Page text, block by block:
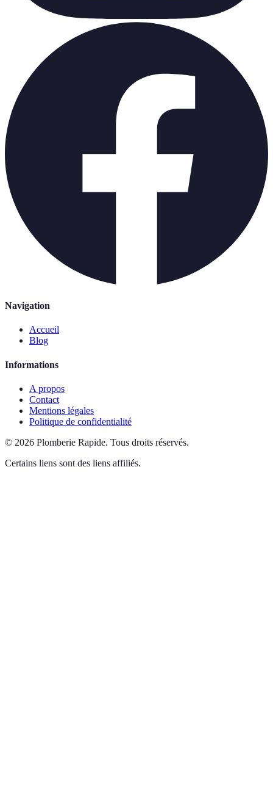
Navigation
Accueil
Blog
Informations
A propos
Contact
Mentions légales
Politique de confidentialité
© 2026 Plomberie Rapide. Tous droits réservés.
Certains liens sont des liens affiliés.